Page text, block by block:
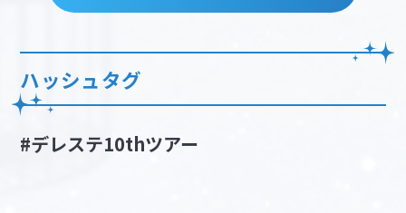
ハッシュタグ
#デレステ10thツアー